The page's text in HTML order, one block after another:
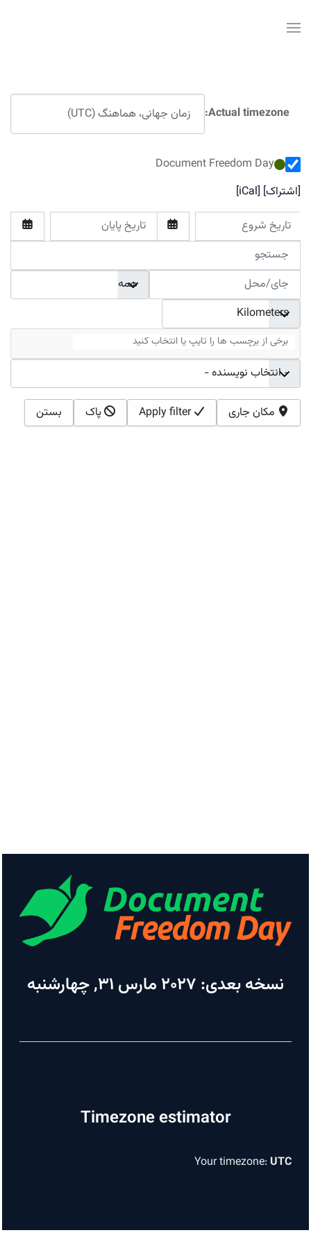
Actual timezone:
Document Freedom Day
[اشتراک] [iCal]
تاریخ شروع
تاریخ پایان
جستجو
جای/محل
برچسب ها
ثبت کننده رویداد
Apply filter بستن
نسخه بعدی: ۲۰۲۷ مارس ۳۱, چهارشنبه
Timezone estimator
Your timezone: UTC